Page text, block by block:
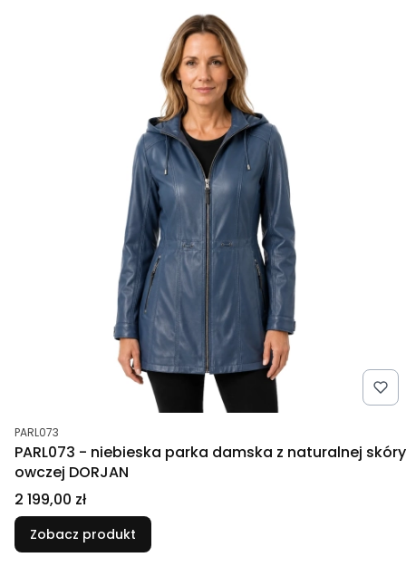
Kod produktu
PARL073
PARL073 - niebieska parka damska z naturalnej skóry
owczej DORJAN
Cena
2 199,00 zł
Zobacz produkt